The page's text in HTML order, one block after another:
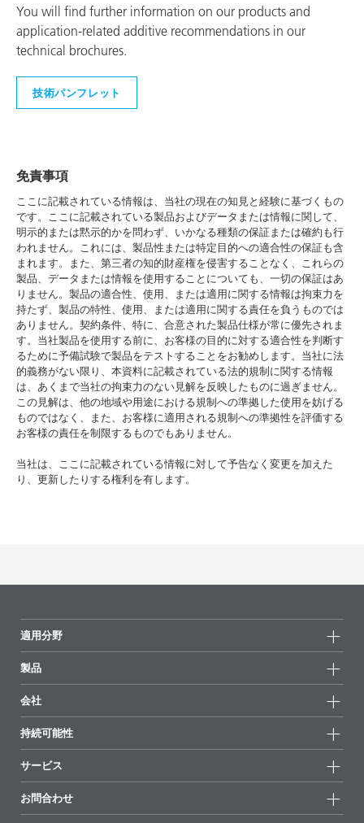
You will find further information on our products and
application-related additive recommendations in our
technical brochures.
技術パンフレット
免責事項
ここに記載されている情報は、当社の現在の知見と経験に基づくもの
です。ここに記載されている製品およびデータまたは情報に関して、
明示的または黙示的かを問わず、いかなる種類の保証または確約も行
われません。これには、製品性または特定目的への適合性の保証も含
まれます。また、第三者の知的財産権を侵害することなく、これらの
製品、データまたは情報を使用することについても、一切の保証はあ
りません。製品の適合性、使用、または適用に関する情報は拘束力を
持たず、製品の特性、使用、または適用に関する責任を負うものでは
ありません。契約条件、特に、合意された製品仕様が常に優先されま
す。当社製品を使用する前に、お客様の目的に対する適合性を判断す
るために予備試験で製品をテストすることをお勧めします。当社に法
的義務がない限り、本資料に記載されている法的規制に関する情報
は、あくまで当社の拘束力のない見解を反映したものに過ぎません。
この見解は、他の地域や用途における規制への準拠した使用を妨げる
ものではなく、また、お客様に適用される規制への準拠性を評価する
お客様の責任を制限するものでもありません。
当社は、ここに記載されている情報に対して予告なく変更を加えた
り、更新したりする権利を有します。
適用分野
製品
全製品
ハイライト
会社
ニュース
拠点と販売代理店
展示会 & イベント
経営陣
持続可能性
持続可能な製品
サクセスストーリー
サービス
配合の出発点
お問合わせ